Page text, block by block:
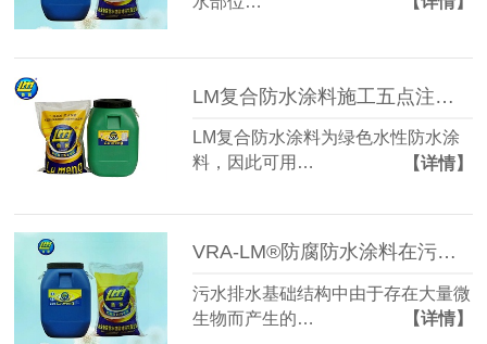
LM复合防水涂料施工五点注意事项
LM复合防水涂料为绿色水性防水涂
料，因此可用…
【详情】
VRA-LM®防腐防水涂料在污水排水基础结构上的应用
污水排水基础结构中由于存在大量微
生物而产生的…
【详情】